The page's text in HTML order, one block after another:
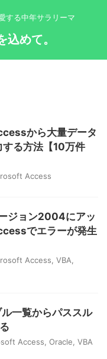
する中年サラリーマ
めて。
から大量データ
る方法【10万件
Access
ジョン2004にアッ
でエラーが発生
Access VBA
一覧からパススル
Access Oracle VBA